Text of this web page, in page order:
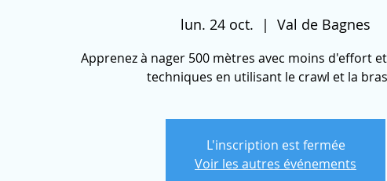
lun. 24 oct.
  |
Val de Bagnes
Apprenez à nager 500 mètres avec moins d'effort
techniques en utilisant le crawl et la
L'inscription est fermée
Voir les autres événements